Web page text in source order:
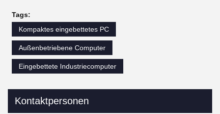
Tags:
Kompaktes eingebettetes PC
Außenbetriebene Computer
Eingebettete Industriecomputer
Kontaktpersonen